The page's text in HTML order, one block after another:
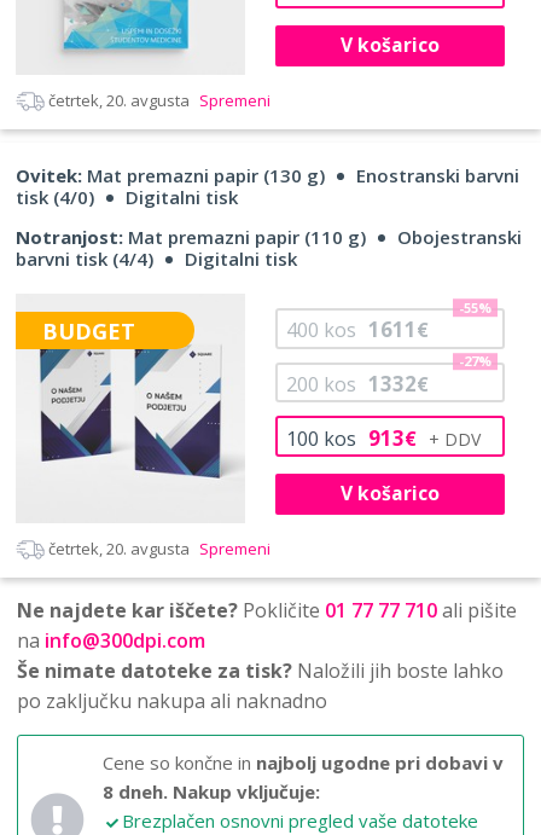
V košarico
četrtek, 20. avgusta Spremeni
Ovitek: Mat premazni papir (130 g)
Enostranski barvni
tisk (4/0)
Digitalni tisk
Notranjost: Mat premazni papir (110 g)
Obojestranski
barvni tisk (4/4)
Digitalni tisk
BUDGET
100 kos 913€
200 kos 1332€
-27%
400 kos 1611€
-55%
V košarico
četrtek, 20. avgusta Spremeni
Ne najdete kar iščete? Pokličite 01 77 77 710ali pišite
na info@300dpi.com
Še nimate datoteke za tisk? Naložili jih boste lahko
po zaključku nakupa ali naknadno
Cene so končne in najbolj ugodne pri dobavi v
8 dneh. Nakup vključuje:
Brezplačen osnovni pregled vaše datoteke